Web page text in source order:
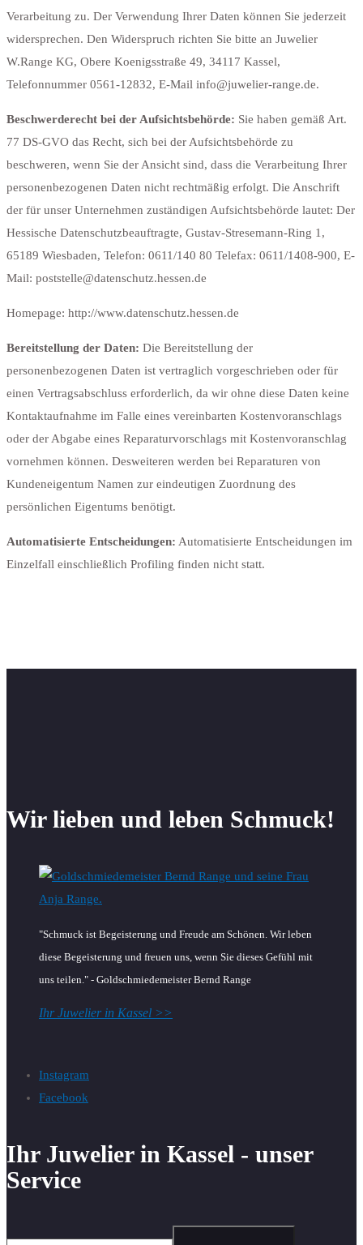
Verarbeitung zu. Der Verwendung Ihrer Daten können Sie jederzeit
widersprechen. Den Widerspruch richten Sie bitte an Juwelier
W.Range KG, Obere Koenigsstraße 49, 34117 Kassel,
Telefonnummer 0561-12832, E-Mail info@juwelier-range.de.
Beschwerderecht bei der Aufsichtsbehörde: Sie haben gemäß Art.
77 DS-GVO das Recht, sich bei der Aufsichtsbehörde zu
beschweren, wenn Sie der Ansicht sind, dass die Verarbeitung Ihrer
personenbezogenen Daten nicht rechtmäßig erfolgt. Die Anschrift
der für unser Unternehmen zuständigen Aufsichtsbehörde lautet: Der
Hessische Datenschutzbeauftragte, Gustav-Stresemann-Ring 1,
65189 Wiesbaden, Telefon: 0611/140 80 Telefax: 0611/1408-900, E-
Mail: poststelle@datenschutz.hessen.de
Homepage: http://www.datenschutz.hessen.de
Bereitstellung der Daten: Die Bereitstellung der
personenbezogenen Daten ist vertraglich vorgeschrieben oder für
einen Vertragsabschluss erforderlich, da wir ohne diese Daten keine
Kontaktaufnahme im Falle eines vereinbarten Kostenvoranschlags
oder der Abgabe eines Reparaturvorschlags mit Kostenvoranschlag
vornehmen können. Desweiteren werden bei Reparaturen von
Kundeneigentum Namen zur eindeutigen Zuordnung des
persönlichen Eigentums benötigt.
Automatisierte Entscheidungen: Automatisierte Entscheidungen im
Einzelfall einschließlich Profiling finden nicht statt.
Wir lieben und leben Schmuck!
"Schmuck ist Begeisterung und Freude am Schönen. Wir leben
diese Begeisterung und freuen uns, wenn Sie dieses Gefühl mit
uns teilen." - Goldschmiedemeister Bernd Range
Ihr Juwelier in Kassel >>
Instagram
Facebook
Ihr Juwelier in Kassel - unser
Service